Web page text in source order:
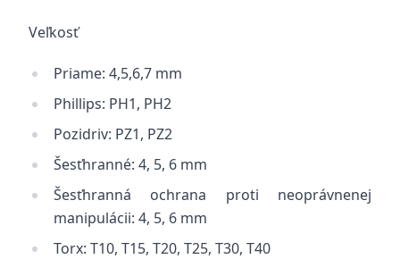
Veľkosť
Priame: 4,5,6,7 mm
Phillips: PH1, PH2
Pozidriv: PZ1, PZ2
Šesťhranné: 4, 5, 6 mm
Šesťhranná ochrana proti neoprávnenej
manipulácii: 4, 5, 6 mm
Torx: T10, T15, T20, T25, T30, T40